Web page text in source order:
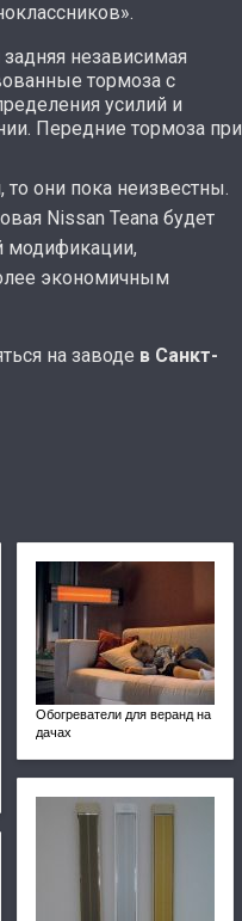
независимая
тормоза с
усилий и
Передние тормоза при
то они пока неизвестны.
Nissan Teana будет
модификации,
экономичным
на заводе в Санкт-
Обогреватели для веранд на
дачах